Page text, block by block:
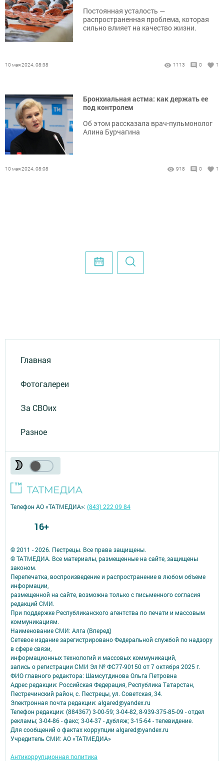
Постоянная усталость —
распространенная проблема, которая
сильно влияет на качество жизни.
10 мая 2024, 08:38 1113 0 1
Бронхиальная астма: как держать ее
под контролем
Об этом рассказала врач-пульмонолог
Алина Бурчагина
10 мая 2024, 08:08 918 0 1
Главная
Фотогалереи
За СВОих
Разное
© 2011 - 2026. Пестрецы. Все права защищены.
© ТАТМЕДИА. Все материалы, размещенные на сайте, защищены
законом.
Перепечатка, воспроизведение и распространение в любом объеме
информации,
размещенной на сайте, возможна только с письменного согласия
редакций СМИ.
При поддержке Республиканского агентства по печати и массовым
коммуникациям.
Наименование СМИ: Алга (Вперед)
Сетевое издание зарегистрировано Федеральной службой по надзору
в сфере связи,
информационных технологий и массовых коммуникаций,
запись о регистрации СМИ Эл № ФС77-90150 от 7 октября 2025 г.
ФИО главного редактора: Шамсутдинова Ольга Петровна
Адрес редакции: Российская Федерация, Республика Татарстан,
Пестречинский район, с. Пестрецы, ул. Советская, 34.
Электронная почта редакции: algared@yandex.ru
Телефон редакции: (884367) 3-00-59; 3-04-82, 8-939-375-85-09 - отдел
рекламы; 3-04-86 - факс; 3-04-37 - дубляж; 3-15-64 - телевидение.
Для сообщений о фактах коррупции algared@yandex.ru
Учредитель СМИ: АО «ТАТМЕДИА»
Антикоррупционная политика
Телефон АО «ТАТМЕДИА»:(843) 222 09 84
16+